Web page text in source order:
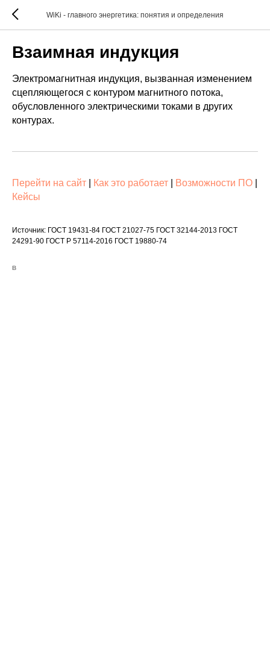
WiKi - главного энергетика: понятия и определения
Взаимная индукция
Электромагнитная индукция, вызванная изменением
сцепляющегося с контуром магнитного потока,
обусловленного электрическими токами в других
контурах.
Перейти на сайт Как это работает Возможности ПО
Кейсы
Источник: ГОСТ 19431-84 ГОСТ 21027-75 ГОСТ 32144-2013 ГОСТ
24291-90 ГОСТ Р 57114-2016 ГОСТ 19880-74
В